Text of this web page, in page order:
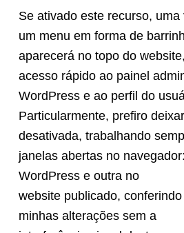
Se ativado este recurso, uma
um menu em forma de
aparecerá no topo do
acesso rápido ao painel
WordPress e ao perfil do
Particularmente, prefiro
desativada, trabalhando
janelas abertas no
WordPress e outra no
website publicado,
minhas alterações sem a